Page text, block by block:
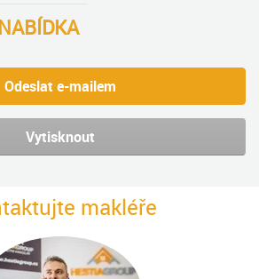
Odeslat e-mailem
Vytisknout
makléře